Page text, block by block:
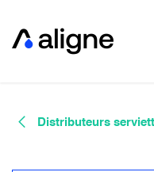
Distributeurs